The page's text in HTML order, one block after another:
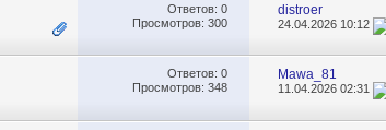
Ответов: 0
Просмотров: 300
distroer
24.04.2026 10:12
Ответов: 0
Просмотров: 348
Mawa_81
11.04.202602:31